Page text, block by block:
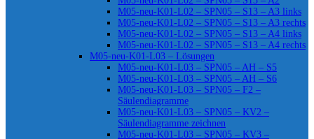
M05-neu-K01-L02 – SPN05 – S13 – A3 links
M05-neu-K01-L02 – SPN05 – S13 – A3 rechts
M05-neu-K01-L02 – SPN05 – S13 – A4 links
M05-neu-K01-L02 – SPN05 – S13 – A4 rechts
M05-neu-K01-L03 – Lösungen
M05-neu-K01-L03 – SPN05 – AH – S5
M05-neu-K01-L03 – SPN05 – AH – S6
M05-neu-K01-L03 – SPN05 – F2 –
Säulendiagramme
M05-neu-K01-L03 – SPN05 – KV2 –
Säulendiagramme zeichnen
M05-neu-K01-L03 – SPN05 – KV3 –